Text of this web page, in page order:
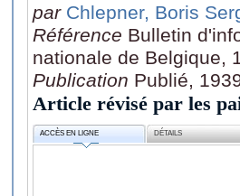
par Chlepner, Boris
Référence Bulletin
nationale de Belgique,
Publication Publié,
Article révisé par les
ACCÈS EN LIGNE DÉTAILS